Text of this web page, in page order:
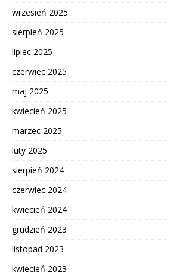
wrzesień 2025
sierpień 2025
lipiec 2025
czerwiec 2025
maj 2025
kwiecień 2025
marzec 2025
luty 2025
sierpień 2024
czerwiec 2024
kwiecień 2024
grudzień 2023
listopad 2023
kwiecień 2023